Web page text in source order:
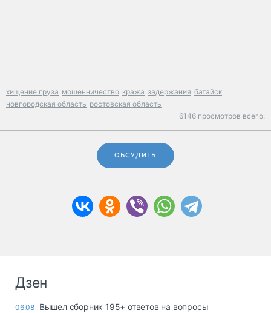
хищение груза мошенничество кража задержания батайск
новгородская область ростовская область
6146 просмотров всего.
ОБСУДИТЬ
Дзен
06.08 Вышел сборник 195+ ответов на вопросы